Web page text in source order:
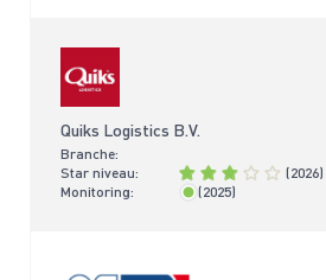
Quiks Logistics B.V.
Branche:
Star niveau:
(2026)
Monitoring:
< 2 jaar
(2025)